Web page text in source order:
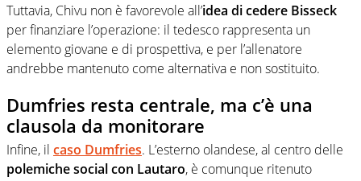
Tuttavia, Chivu non è favorevole all’idea di cedere Bisseck
per finanziare l’operazione: il tedesco rappresenta un
elemento giovane e di prospettiva, e per l’allenatore
andrebbe mantenuto come alternativa e non sostituito.
Dumfries resta centrale, ma c’è una
clausola da monitorare
Infine, il caso Dumfries. L’esterno olandese, al centro delle
polemiche social con Lautaro, è comunque ritenuto